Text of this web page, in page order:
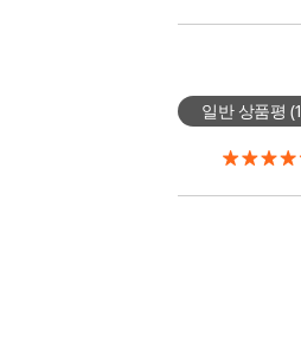
일반 상품평 (1